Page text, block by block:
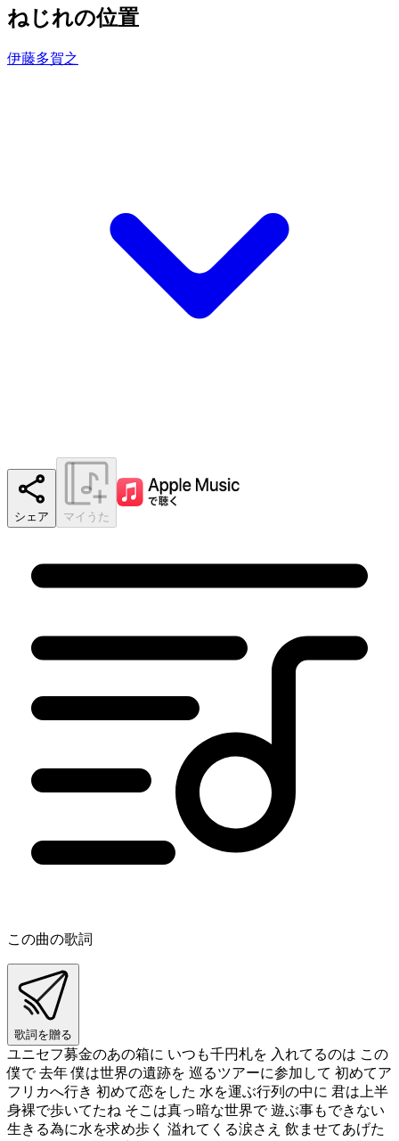
ねじれの位置
伊藤多賀之
シェア マイうた
この曲の歌詞
歌詞を贈る
ユニセフ募金のあの箱に いつも千円札を 入れてるのは この
僕で 去年 僕は世界の遺跡を 巡るツアーに参加して 初めてア
フリカへ行き 初めて恋をした 水を運ぶ行列の中に 君は上半
身裸で歩いてたね そこは真っ暗な世界で 遊ぶ事もできない
生きる為に水を求め歩く 溢れてくる涙さえ 飲ませてあげた